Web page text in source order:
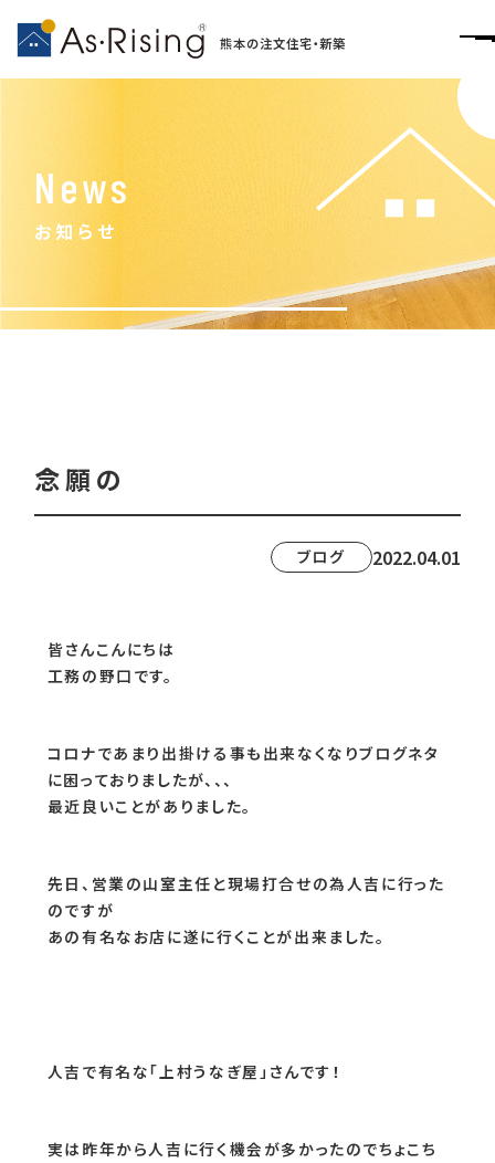
熊本の注文住宅・新築
News
お知らせ
念願の
ブログ 2022.04.01
皆さんこんにちは
工務の野口です。
コロナであまり出掛ける事も出来なくなりブログネタ
に困っておりましたが、、、
最近良いことがありました。
先日、営業の山室主任と現場打合せの為人吉に行った
のですが
あの有名なお店に遂に行くことが出来ました。
人吉で有名な「上村うなぎ屋」さんです！
実は昨年から人吉に行く機会が多かったのでちょこち